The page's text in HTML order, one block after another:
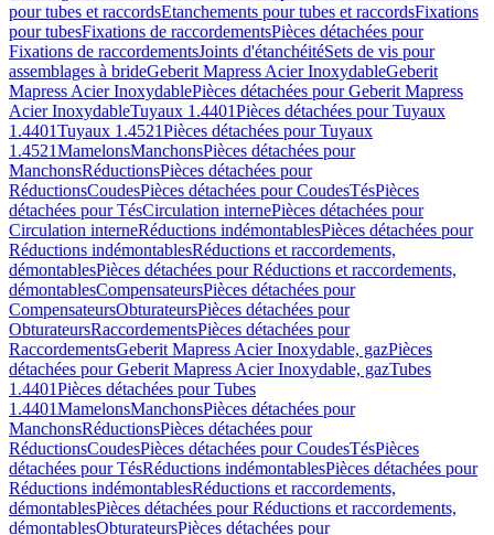
pour tubes et raccordsEtanchements pour tubes et raccordsFixations
pour tubesFixations de raccordementsPièces détachées pour
Fixations de raccordementsJoints d'étanchéitéSets de vis pour
assemblages à brideGeberit Mapress Acier InoxydableGeberit
Mapress Acier InoxydablePièces détachées pour Geberit Mapress
Acier InoxydableTuyaux 1.4401Pièces détachées pour Tuyaux
1.4401Tuyaux 1.4521Pièces détachées pour Tuyaux
1.4521MamelonsManchonsPièces détachées pour
ManchonsRéductionsPièces détachées pour
RéductionsCoudesPièces détachées pour CoudesTésPièces
détachées pour TésCirculation internePièces détachées pour
Circulation interneRéductions indémontablesPièces détachées pour
Réductions indémontablesRéductions et raccordements,
démontablesPièces détachées pour Réductions et raccordements,
démontablesCompensateursPièces détachées pour
CompensateursObturateursPièces détachées pour
ObturateursRaccordementsPièces détachées pour
RaccordementsGeberit Mapress Acier Inoxydable, gazPièces
détachées pour Geberit Mapress Acier Inoxydable, gazTubes
1.4401Pièces détachées pour Tubes
1.4401MamelonsManchonsPièces détachées pour
ManchonsRéductionsPièces détachées pour
RéductionsCoudesPièces détachées pour CoudesTésPièces
détachées pour TésRéductions indémontablesPièces détachées pour
Réductions indémontablesRéductions et raccordements,
démontablesPièces détachées pour Réductions et raccordements,
démontablesObturateursPièces détachées pour